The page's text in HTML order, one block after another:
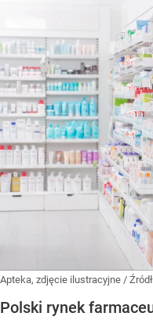
Apteka, zdjęcie ilustracyjne /
Polski rynek